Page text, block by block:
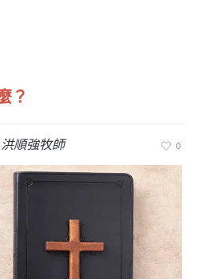
？
洪順強牧師 0